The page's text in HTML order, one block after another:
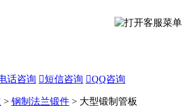
话咨询 短信咨询 QQ咨询
> 钢制法兰锻件 > 大型锻制管板